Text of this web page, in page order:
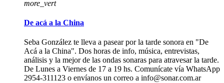
more_vert
De acá a la China
Seba González te lleva a pasear por la tarde sonora en "De
Acá a la China". Dos horas de info, música, entrevistas,
análisis y la mejor de las ondas sonaras para atravesar la tarde.
De Lunes a Viernes de 17 a 19 hs. Comunícate vía WhatsApp
2954-311123 o envíanos un correo a info@sonar.com.ar